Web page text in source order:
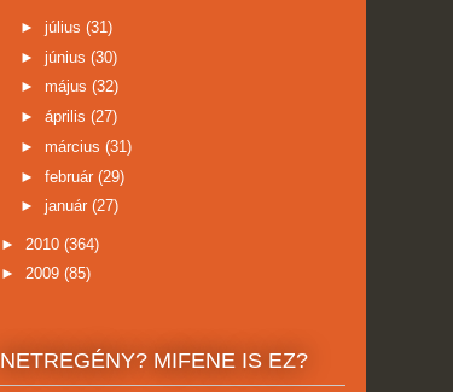
► július (31)
► június (30)
► május (32)
► április (27)
► március (31)
► február (29)
► január (27)
► 2010 (364)
► 2009 (85)
NETREGÉNY? MIFENE IS EZ?